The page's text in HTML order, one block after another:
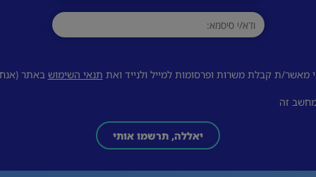
מאשר/ת קבלת משרות ופרסומות למייל ולנייד ואת תנאי השימוש באתר
זה
יאללה, תרשמו אותי